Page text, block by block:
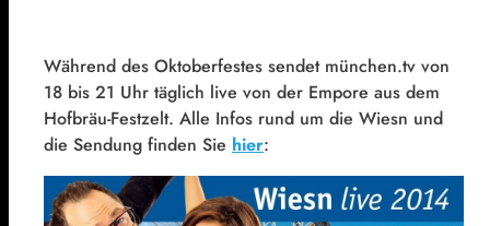
Während des Oktoberfestes sendet münchen.tv von
18 bis 21 Uhr täglich live von der Empore aus dem
Hofbräu-Festzelt. Alle Infos rund um die Wiesn und
die Sendung finden Sie hier: